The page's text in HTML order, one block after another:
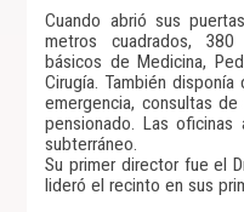
Cuando abrió sus
metros cuadrados,
básicos de Medicina,
Cirugía. También
emergencia, consultas
pensionado. Las
subterráneo.
Su primer director fue el
lideró el recinto en sus